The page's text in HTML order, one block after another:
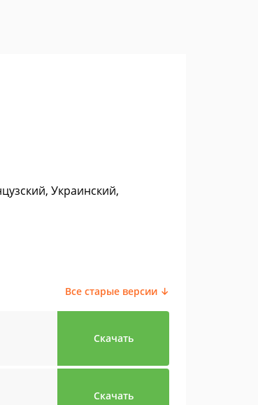
Украинский,
Все старые версии ↓
Скачать
Скачать